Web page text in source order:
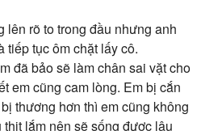
lên rõ to trong đầu nhưng anh
tiếp tục ôm chặt lấy cô.
đã bảo sẽ làm chân sai vặt cho
em cũng cam lòng. Em bị cắn
thương hơn thì em cũng không
lắm nên sẽ sống được lâu